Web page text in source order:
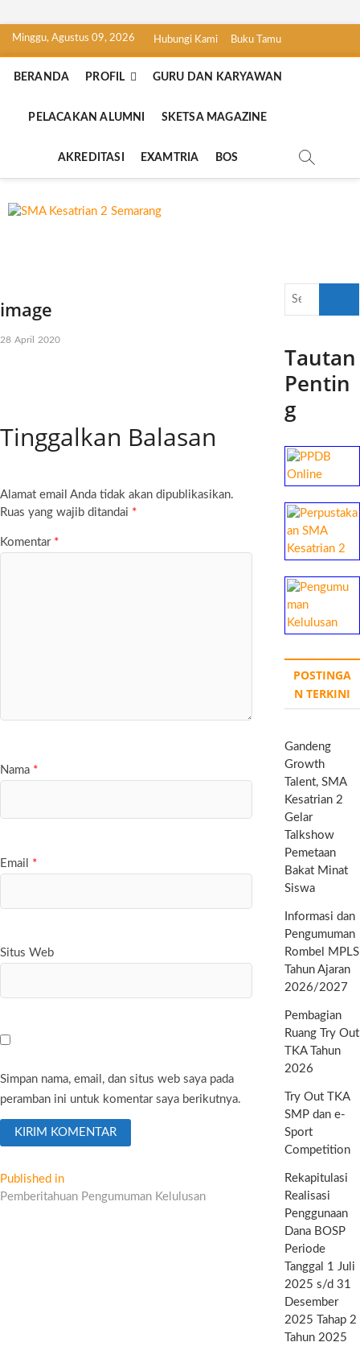
Skip
Minggu, Agustus 09, 2026 Hubungi Kami Buku Tamu
BERANDA PROFIL GURU DAN KARYAWAN
PELACAKAN ALUMNI SKETSA MAGAZINE
AKREDITASI EXAMTRIA BOS
image
28 April 2020
Tinggalkan Balasan
Alamat email Anda tidak akan dipublikasikan.
Ruas yang wajib ditandai *
Komentar *
Nama *
Email *
Situs Web
Simpan nama, email, dan situs web saya pada
peramban ini untuk komentar saya berikutnya.
Navigasi
pos
Published in
Pemberitahuan Pengumuman Kelulusan
Tautan
Pentin
g
POSTINGA
N TERKINI
Gandeng
Growth
Talent, SMA
Kesatrian 2
Gelar
Talkshow
Pemetaan
Bakat Minat
Siswa
Informasi dan
Pengumuman
Rombel MPLS
Tahun Ajaran
2026/2027
Pembagian
Ruang Try Out
TKA Tahun
2026
Try Out TKA
SMP dan e-
Sport
Competition
Rekapitulasi
Realisasi
Penggunaan
Dana BOSP
Periode
Tanggal 1 Juli
2025 s/d 31
Desember
2025 Tahap 2
Tahun 2025